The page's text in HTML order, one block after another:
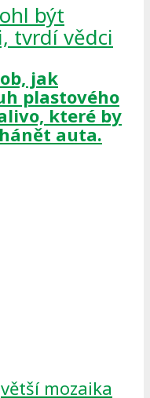
být
tvrdí vědci
jak
plastového
které by
auta.